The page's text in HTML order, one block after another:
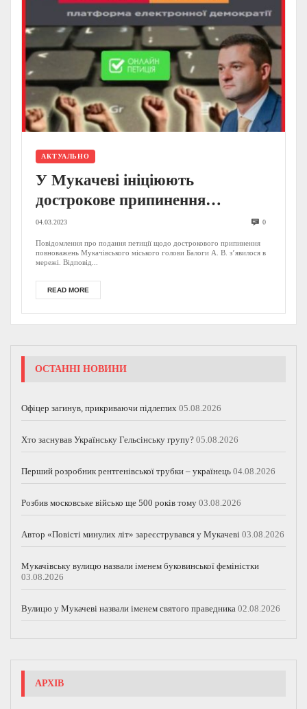
АКТУАЛЬНО
У Мукачеві ініціюють
дострокове припинення
повноважень мера Балоги –
соцмережі
04.03.2023 0
Повідомлення про подання петиції щодо дострокового припинення
повноважень Мукачівського міського голови Балоги А. В. з’явилося в
мережі. Відповід...
READ MORE
ОСТАННІ НОВИНИ
Офіцер загинув, прикриваючи підлеглих 05.08.2026
Хто заснував Українську Гельсінську групу? 05.08.2026
Перший розробник рентгенівської трубки – українець 04.08.2026
Розбив московське військо ще 500 років тому 03.08.2026
Автор «Повісті минулих літ» зареєструвався у Мукачеві 03.08.2026
Мукачівську вулицю назвали іменем буковинської феміністки
03.08.2026
Вулицю у Мукачеві назвали іменем святого праведника 02.08.2026
АРХІВ